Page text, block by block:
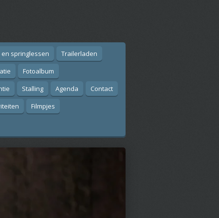
springlessen
Trailerladen
Fotoalbum
Stalling Agenda
Contact
Filmpjes